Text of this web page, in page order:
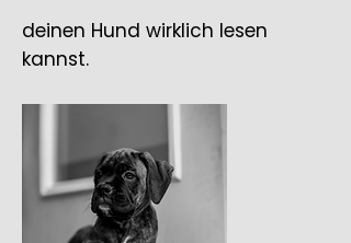
deinen Hund wirklich lesen
kannst.